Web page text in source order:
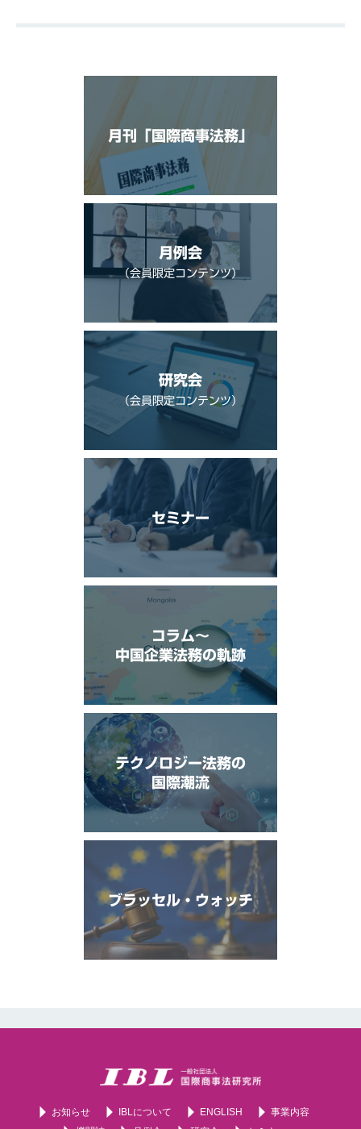
月刊「国際商事法務」
月例会
（会員限定コンテンツ）
研究会
（会員限定コンテンツ）
セミナー
コラム〜
中国企業法務の軌跡
テクノロジー法務の
国際潮流
ブラッセル・ウォッチ
お知らせ IBLについて ENGLISH
事業内容